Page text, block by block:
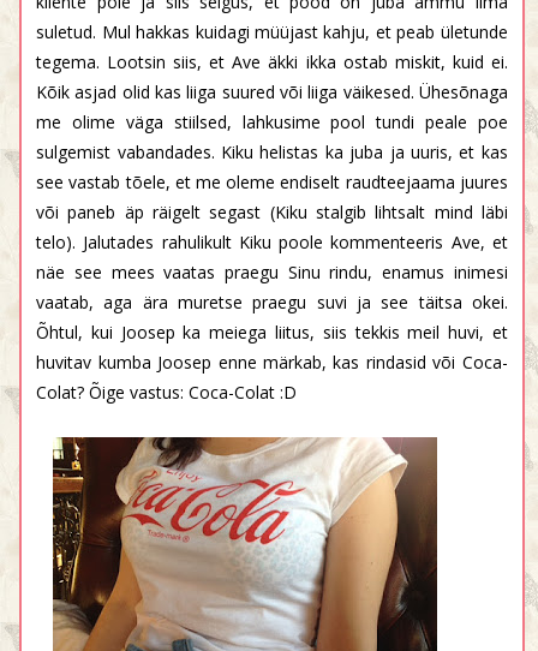
suletud. Mul hakkas kuidagi müüjast kahju, et peab ületunde
tegema. Lootsin siis, et Ave äkki ikka ostab miskit, kuid ei.
Kõik asjad olid kas liiga suured või liiga väikesed. Ühesõnaga
me olime väga stiilsed, lahkusime pool tundi peale poe
sulgemist vabandades. Kiku helistas ka juba ja uuris, et kas
see vastab tõele, et me oleme endiselt raudteejaama juures
või paneb äp räigelt segast (Kiku stalgib lihtsalt mind läbi
telo). Jalutades rahulikult Kiku poole kommenteeris Ave, et
näe see mees vaatas praegu Sinu rindu, enamus inimesi
vaatab, aga ära muretse praegu suvi ja see täitsa okei.
Õhtul, kui Joosep ka meiega liitus, siis tekkis meil huvi, et
huvitav kumba Joosep enne märkab, kas rindasid või Coca-
Colat? Õige vastus: Coca-Colat :D